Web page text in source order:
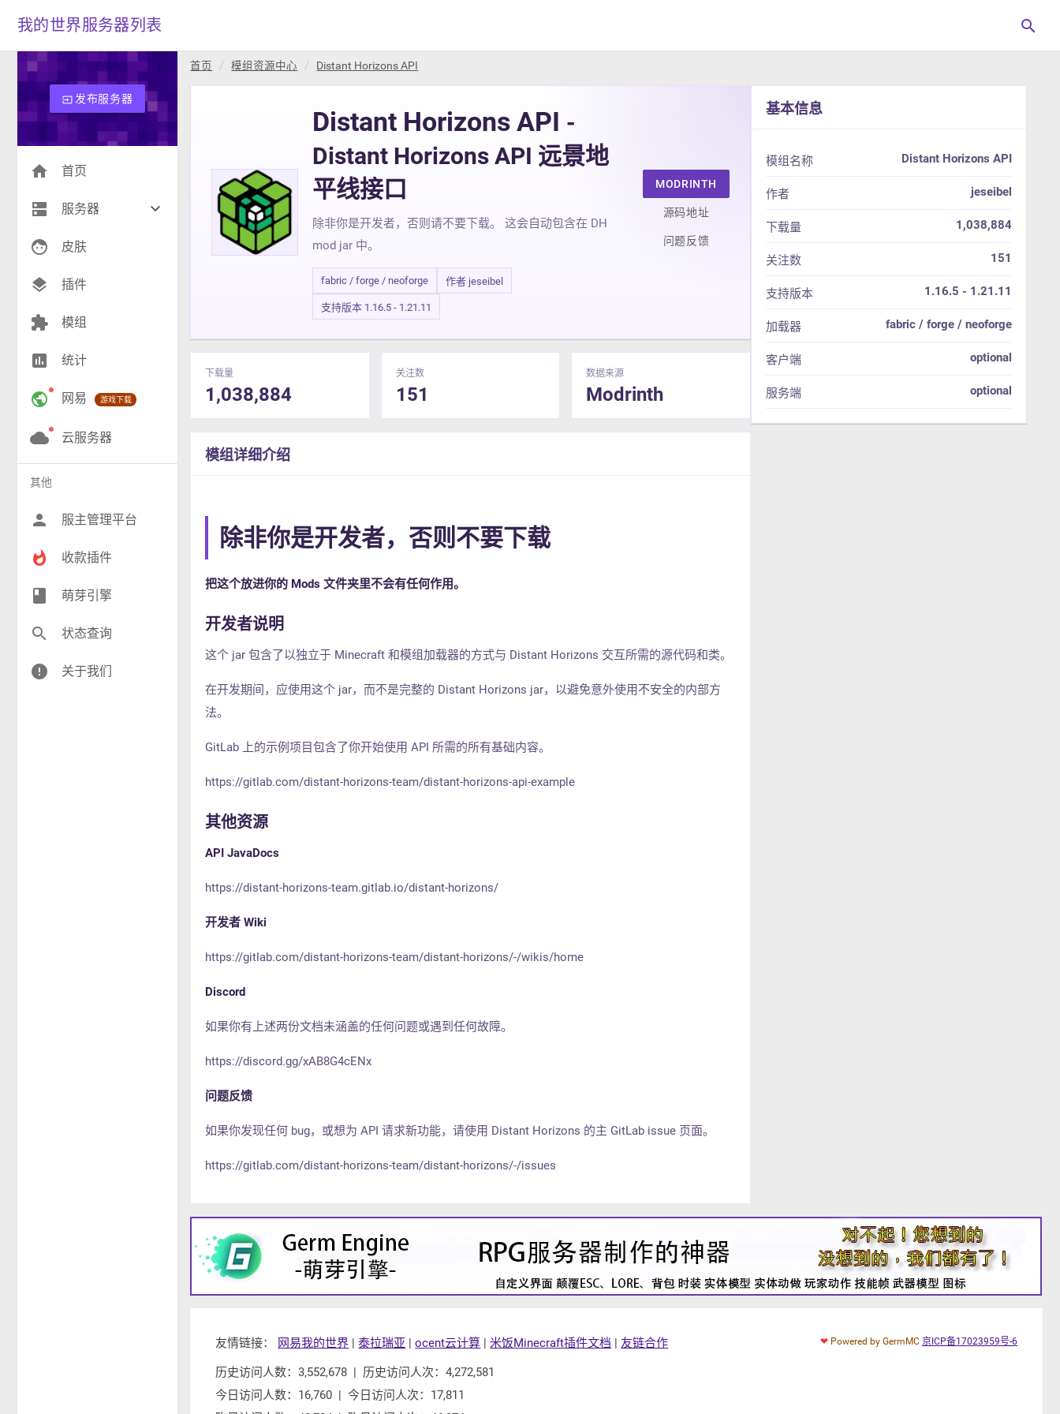
我的世界服务器列表 search
input发布服务器
home 首页
dns 服务器 keyboard_arrow_down
生存(267)
创造(9)
RPG(205)
小游戏(16)
神奇宝贝(26)
工业(10)
face 皮肤
layers 插件
extension 模组
insert_chart 统计
public 网易 游戏下载
cloud 云服务器
其他
person 服主管理平台
whatshot 收款插件
class 萌芽引擎
search 状态查询
error 关于我们
首页 模组资源中心 Distant Horizons API
Distant Horizons API -
Distant Horizons API 远景地
平线接口
除非你是开发者，否则请不要下载。 这会自动包含在 DH
mod jar 中。
fabric / forge / neoforge 作者 jeseibel
支持版本 1.16.5 - 1.21.11
MODRINTH
源码地址
问题反馈
下载量
1,038,884
关注数
151
数据来源
Modrinth
模组详细介绍
除非你是开发者，否则不要下载
把这个放进你的 Mods 文件夹里不会有任何作用。
开发者说明
这个 jar 包含了以独立于 Minecraft 和模组加载器的方式与 Distant Horizons 交互所需的源代码和类。
在开发期间，应使用这个 jar，而不是完整的 Distant Horizons jar，以避免意外使用不安全的内部方
法。
GitLab 上的示例项目包含了你开始使用 API 所需的所有基础内容。
https://gitlab.com/distant-horizons-team/distant-horizons-api-example
其他资源
API JavaDocs
https://distant-horizons-team.gitlab.io/distant-horizons/
开发者 Wiki
https://gitlab.com/distant-horizons-team/distant-horizons/-/wikis/home
Discord
如果你有上述两份文档未涵盖的任何问题或遇到任何故障。
https://discord.gg/xAB8G4cENx
问题反馈
如果你发现任何 bug，或想为 API 请求新功能，请使用 Distant Horizons 的主 GitLab issue 页面。
https://gitlab.com/distant-horizons-team/distant-horizons/-/issues
基本信息
模组名称 Distant Horizons API
作者 jeseibel
下载量 1,038,884
关注数 151
支持版本 1.16.5 - 1.21.11
加载器 fabric / forge / neoforge
客户端 optional
服务端 optional
友情链接： 网易我的世界 |泰拉瑞亚 |ocent云计算 |米饭Minecraft插件文档 | 友链合作
历史访问人数：3,552,678 | 历史访问人次：4,272,581
今日访问人数：16,760 | 今日访问人次：17,811
❤ Powered by GermMC 京ICP备17023959号-6